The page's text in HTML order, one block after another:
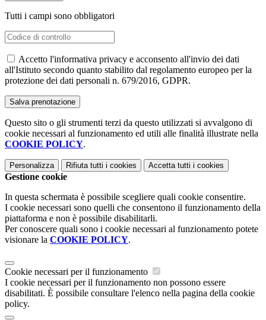
Tutti i campi sono obbligatori
Accetto l'informativa privacy e acconsento all'invio dei dati
all'Istituto secondo quanto stabilito dal regolamento europeo per la
protezione dei dati personali n. 679/2016, GDPR.
Questo sito o gli strumenti terzi da questo utilizzati si avvalgono di
cookie necessari al funzionamento ed utili alle finalità illustrate nella
COOKIE POLICY.
Personalizza Rifiuta tutti i cookies Accetta tutti i cookies
Gestione cookie
In questa schermata è possibile scegliere quali cookie consentire.
I cookie necessari sono quelli che consentono il funzionamento della
piattaforma e non è possibile disabilitarli.
Per conoscere quali sono i cookie necessari al funzionamento potete
visionare la COOKIE POLICY.
Cookie necessari per il funzionamento
I cookie necessari per il funzionamento non possono essere
disabilitati. È possibile consultare l'elenco nella pagina della cookie
policy.